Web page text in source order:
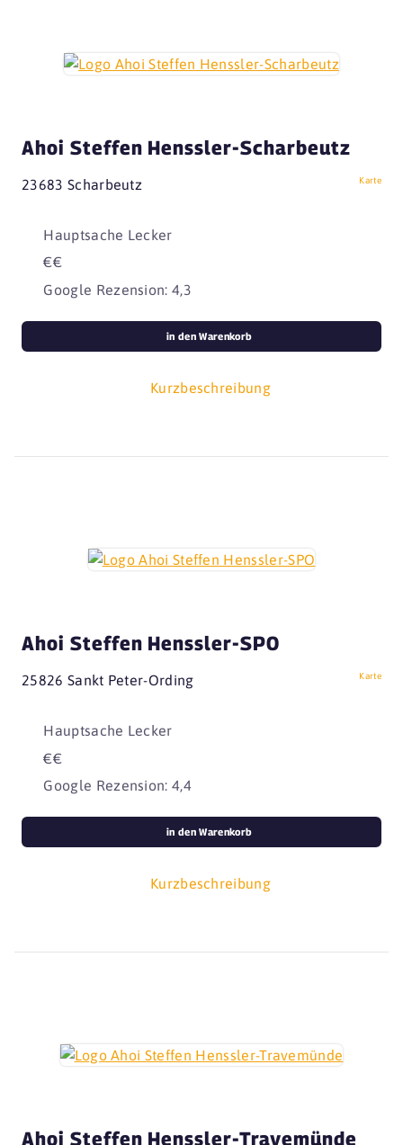
Ahoi Steffen Henssler-Scharbeutz
23683 Scharbeutz Karte
Hauptsache Lecker
€€
Google Rezension: 4,3
Kurzbeschreibung
in den Warenkorb
Ahoi Steffen Henssler-SPO
25826 Sankt Peter-Ording Karte
Hauptsache Lecker
€€
Google Rezension: 4,4
Kurzbeschreibung
in den Warenkorb
Ahoi Steffen Henssler-Travemünde